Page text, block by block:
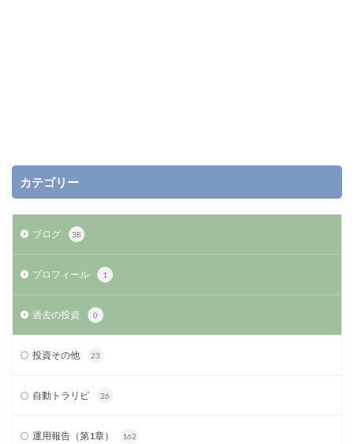
カテゴリー
ブログ 38
プロフィール 1
過去の投資 0
投資その他 23
自動トラリピ 26
運用報告（第1章） 162